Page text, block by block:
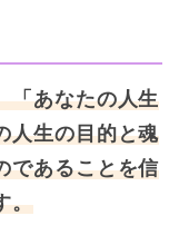
「あなたの人生
人生の目的と魂
であることを信
。